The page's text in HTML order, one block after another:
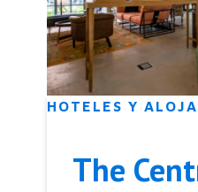
HOTELES Y
The